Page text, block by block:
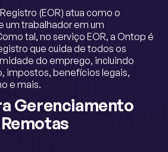
(EOR) atua como o
um trabalhador em um
tal, no serviço EOR, a Ontop é
que cuida de todos os
do emprego, incluindo
impostos, benefícios legais,
e mais.
Gerenciamento